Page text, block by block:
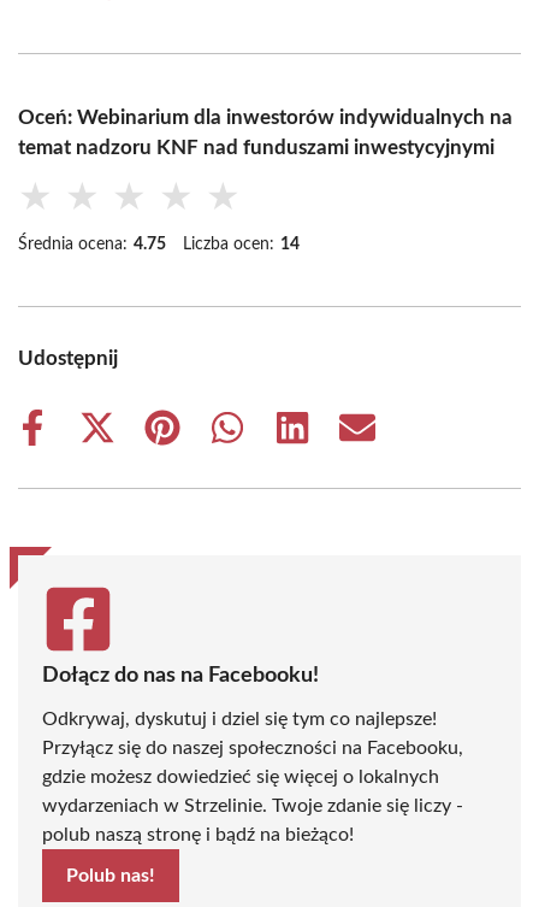
Oceń: Webinarium dla inwestorów indywidualnych na
temat nadzoru KNF nad funduszami inwestycyjnymi
★ ★ ★ ★ ★
Średnia ocena: 4.75 Liczba ocen: 14
Udostępnij
Share
Share
(Twitter)
Share
Share
Share
Share
Dołącz do nas na Facebooku!
Odkrywaj, dyskutuj i dziel się tym co najlepsze!
Przyłącz się do naszej społeczności na Facebooku,
gdzie możesz dowiedzieć się więcej o lokalnych
wydarzeniach w Strzelinie. Twoje zdanie się liczy -
polub naszą stronę i bądź na bieżąco!
Polub nas!